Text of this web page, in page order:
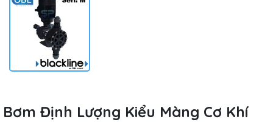
Bơm Định Lượng Kiểu Màng Cơ Khí